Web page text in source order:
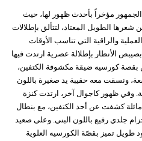
الجمهور مؤخراً بأحدث ظهور لها، حيث
الطويل المعتاد، لتتألق بإطلالات
والراقية التي تناسب الأوقات
الأنظار بإطلالة عصرية ارتدت فيها
بقصة كورسيه ضيقة مكشوفة الكتفين،
ونسقت معه حقيبة يد صغيرة باللون
وفي ظهور كاجوال آخر، ارتدت كنزة
مائلة كشفت عن أحد الكتفين، مع بنطال
جلدي رفيع باللون البني. وعلى صعيد
طويل تميز بقصّة الكورسيه العلوية